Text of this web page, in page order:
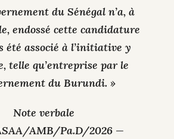
du Sénégal n’a, à
endossé cette candidature
été associé à l’initiative y
telle qu’entreprise par le
du Burundi. »
Note verbale
AMB/Pa.D/2026 —